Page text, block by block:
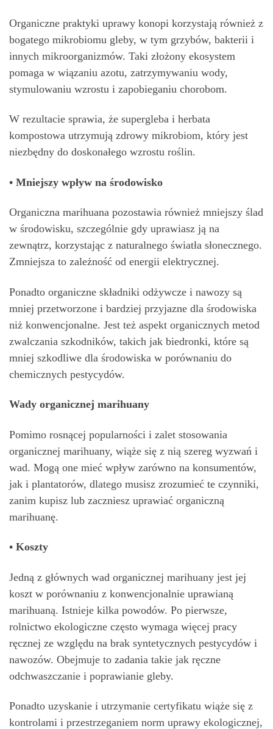
Organiczne praktyki uprawy konopi korzystają również z
bogatego mikrobiomu gleby, w tym grzybów, bakterii i
innych mikroorganizmów. Taki złożony ekosystem
pomaga w wiązaniu azotu, zatrzymywaniu wody,
stymulowaniu wzrostu i zapobieganiu chorobom.
W rezultacie sprawia, że ​​supergleba i herbata
kompostowa utrzymują zdrowy mikrobiom, który jest
niezbędny do doskonałego wzrostu roślin.
• Mniejszy wpływ na środowisko
Organiczna marihuana pozostawia również mniejszy ślad
w środowisku, szczególnie gdy uprawiasz ją na
zewnątrz, korzystając z naturalnego światła słonecznego.
Zmniejsza to zależność od energii elektrycznej.
Ponadto organiczne składniki odżywcze i nawozy są
mniej przetworzone i bardziej przyjazne dla środowiska
niż konwencjonalne. Jest też aspekt organicznych metod
zwalczania szkodników, takich jak biedronki, które są
mniej szkodliwe dla środowiska w porównaniu do
chemicznych pestycydów.
Wady organicznej marihuany
Pomimo rosnącej popularności i zalet stosowania
organicznej marihuany, wiąże się z nią szereg wyzwań i
wad. Mogą one mieć wpływ zarówno na konsumentów,
jak i plantatorów, dlatego musisz zrozumieć te czynniki,
zanim kupisz lub zaczniesz uprawiać organiczną
marihuanę.
• Koszty
Jedną z głównych wad organicznej marihuany jest jej
koszt w porównaniu z konwencjonalnie uprawianą
marihuaną. Istnieje kilka powodów. Po pierwsze,
rolnictwo ekologiczne często wymaga więcej pracy
ręcznej ze względu na brak syntetycznych pestycydów i
nawozów. Obejmuje to zadania takie jak ręczne
odchwaszczanie i poprawianie gleby.
Ponadto uzyskanie i utrzymanie certyfikatu wiąże się z
kontrolami i przestrzeganiem norm uprawy ekologicznej,